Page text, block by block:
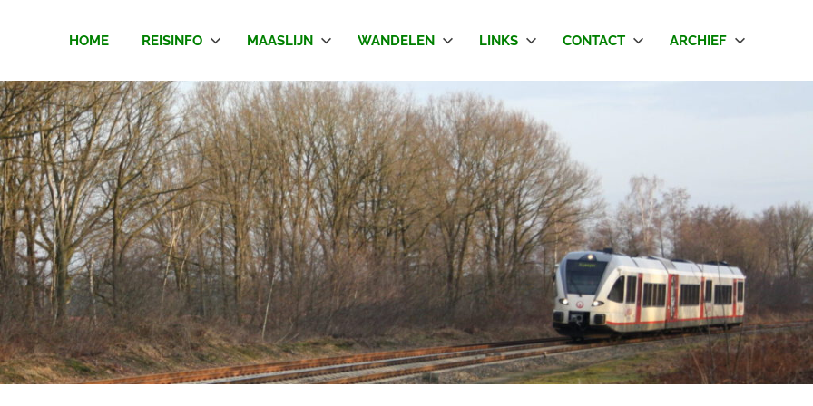
HOME REISINFO MAASLIJN WANDELEN LINKS CONTACT ARCHIEF